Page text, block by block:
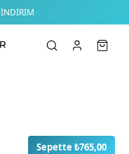
Sepette ₺765,00